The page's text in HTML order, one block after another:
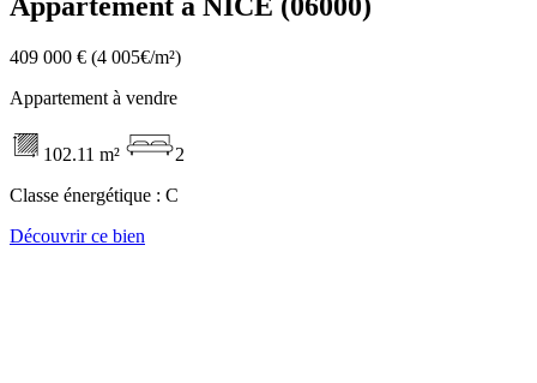
Appartement à NICE (06000)
409 000 € (4 005€/m²)
Appartement à vendre
102.11 m²
2
Classe énergétique : C
Découvrir ce bien